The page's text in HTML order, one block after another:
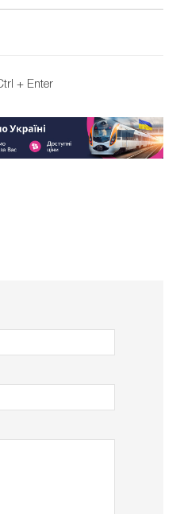
+ Enter